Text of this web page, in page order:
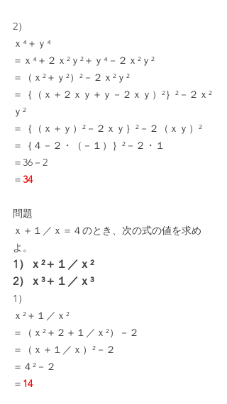
2）
ｘ⁴＋ｙ⁴
＝ｘ⁴＋２ｘ²ｙ²＋ｙ⁴－２ｘ²ｙ²
＝（ｘ²＋ｙ²）²－２ｘ²ｙ²
＝｛（ｘ＋２ｘｙ＋ｙ－２ｘｙ）²｝²－２ｘ²
ｙ²
＝｛（ｘ＋ｙ）²－２ｘｙ｝²－２（ｘｙ）²
＝｛４－２・（－１）｝²－２・１
＝36－2
＝34
問題
ｘ＋１／ｘ＝４のとき、次の式の値を求め
よ。
1）ｘ²＋１／ｘ²
2）ｘ³＋１／ｘ³
1）
ｘ²＋１／ｘ²
＝（ｘ²＋２＋１／ｘ²）－２
＝（ｘ＋１／ｘ）²－２
＝４²－２
＝ 14